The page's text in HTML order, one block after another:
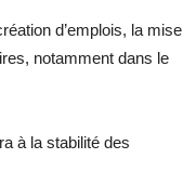
d’emplois, la mise
notamment dans le
à la stabilité des